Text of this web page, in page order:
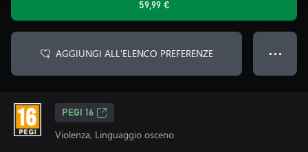
59,99 €
AGGIUNGI ALL'ELENCO PREFERENZE ● ● ●
PEGI 16
Violenza, Linguaggio osceno